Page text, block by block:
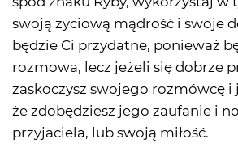
swoją życiową mądrość i swoje
będzie Ci przydatne, ponieważ
rozmowa, lecz jeżeli się dobrze
zaskoczysz swojego rozmówcę i
że zdobędziesz jego zaufanie i
przyjaciela, lub swoją miłość.